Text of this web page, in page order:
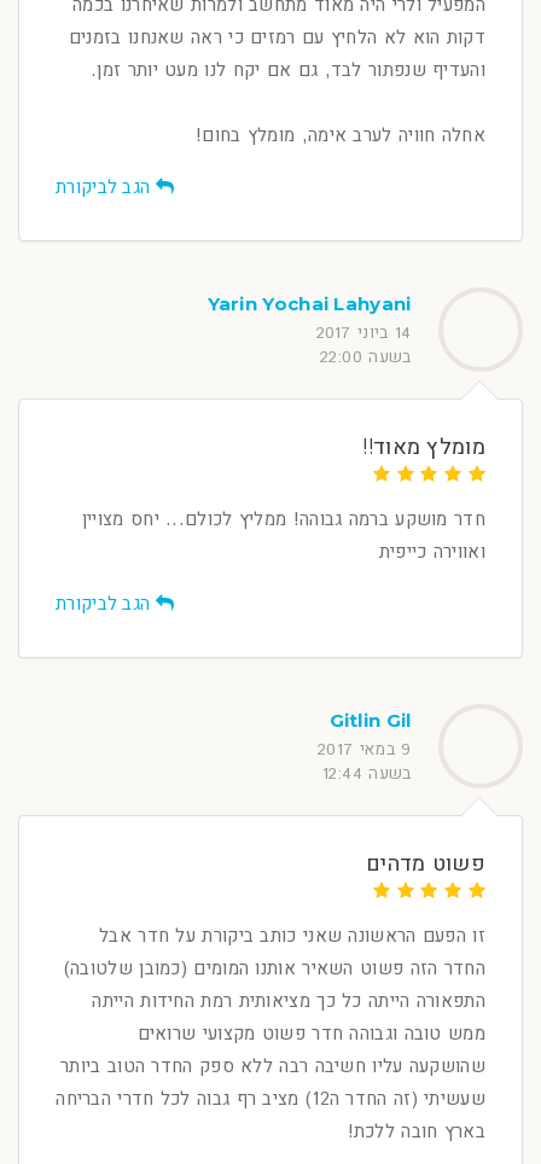
המפעיל ולרי היה מאוד מתחשב ולמרות שאיחרנו בכמה
דקות הוא לא הלחיץ עם רמזים כי ראה שאנחנו בזמנים
והעדיף שנפתור לבד, גם אם יקח לנו מעט יותר זמן.
אחלה חוויה לערב אימה, מומלץ בחום!
הגב לביקורת
Yarin Yochai Lahyani
14 ביוני 2017
בשעה 22:00
מומלץ מאוד!!
חדר מושקע ברמה גבוהה! ממליץ לכולם... יחס מצויין
ואווירה כייפית
הגב לביקורת
Gitlin Gil
9 במאי 2017
בשעה 12:44
פשוט מדהים
זו הפעם הראשונה שאני כותב ביקורת על חדר אבל
החדר הזה פשוט השאיר אותנו המומים (כמובן שלטובה)
התפאורה הייתה כל כך מציאותית רמת החידות הייתה
ממש טובה וגבוהה חדר פשוט מקצועי שרואים
שהושקעה עליו חשיבה רבה ללא ספק החדר הטוב ביותר
שעשיתי (זה החדר ה12) מציב רף גבוה לכל חדרי הבריחה
בארץ חובה ללכת!